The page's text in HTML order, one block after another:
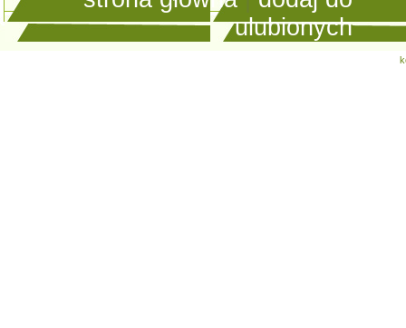
ulubionych